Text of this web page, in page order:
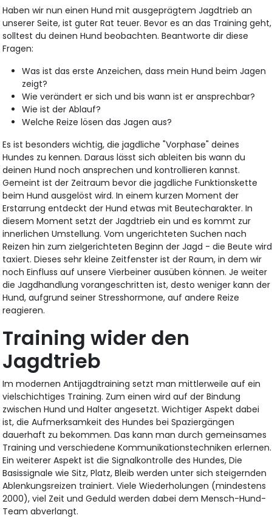
Haben wir nun einen Hund mit ausgeprägtem Jagdtrieb an
unserer Seite, ist guter Rat teuer. Bevor es an das Training geht,
solltest du deinen Hund beobachten. Beantworte dir diese
Fragen:
Was ist das erste Anzeichen, dass mein Hund beim Jagen
zeigt?
Wie verändert er sich und bis wann ist er ansprechbar?
Wie ist der Ablauf?
Welche Reize lösen das Jagen aus?
Es ist besonders wichtig, die jagdliche "Vorphase" deines
Hundes zu kennen. Daraus lässt sich ableiten bis wann du
deinen Hund noch ansprechen und kontrollieren kannst.
Gemeint ist der Zeitraum bevor die jagdliche Funktionskette
beim Hund ausgelöst wird. In einem kurzen Moment der
Erstarrung entdeckt der Hund etwas mit Beutecharakter. In
diesem Moment setzt der Jagdtrieb ein und es kommt zur
innerlichen Umstellung. Vom ungerichteten Suchen nach
Reizen hin zum zielgerichteten Beginn der Jagd - die Beute wird
taxiert. Dieses sehr kleine Zeitfenster ist der Raum, in dem wir
noch Einfluss auf unsere Vierbeiner ausüben können. Je weiter
die Jagdhandlung vorangeschritten ist, desto weniger kann der
Hund, aufgrund seiner Stresshormone, auf andere Reize
reagieren.
Training wider den
Jagdtrieb
Im modernen Antijagdtraining setzt man mittlerweile auf ein
vielschichtiges Training. Zum einen wird auf der Bindung
zwischen Hund und Halter angesetzt. Wichtiger Aspekt dabei
ist, die Aufmerksamkeit des Hundes bei Spaziergängen
dauerhaft zu bekommen. Das kann man durch gemeinsames
Training und verschiedene Kommunikationstechniken erlernen.
Ein weiterer Aspekt ist die Signalkontrolle des Hundes, Die
Basissignale wie Sitz, Platz, Bleib werden unter sich steigernden
Ablenkungsreizen trainiert. Viele Wiederholungen (mindestens
2000), viel Zeit und Geduld werden dabei dem Mensch-Hund-
Team abverlangt.